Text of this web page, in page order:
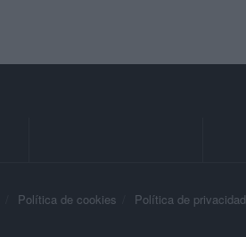
Política de cookies Política de privacidad